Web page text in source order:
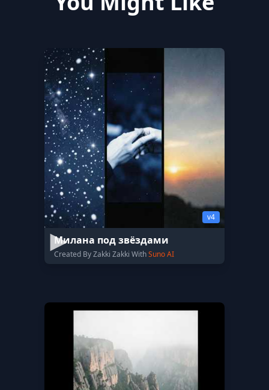
v4
Милана под звёздами
Created By Zakki Zakki WithSuno AI